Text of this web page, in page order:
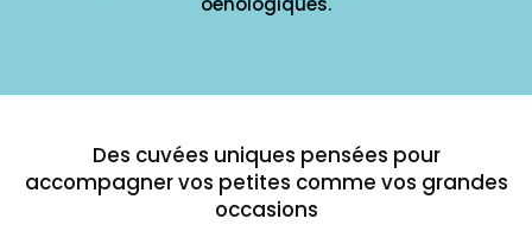
Des cuvées uniques pensées pour
accompagner vos petites comme vos grandes
occasions